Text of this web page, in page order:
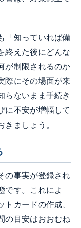
「知っていれば備
終えた後にどんな
が制限されるのか
際にその場面が来
らないまま手続き
に不安が増幅して
ましょう。
の事実が登録され
です。これによ
カードの作成、
の目安はおおむね